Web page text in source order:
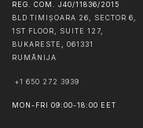
REG. COM. J40/11836/2015
BLD TIMIȘOARA 26, SECTOR 6,
1ST FLOOR, SUITE 127,
BUKARESTE , 061331
RUMĀNIJA
+1 650 272 3939
MON-FRI 09:00-18:00 EET